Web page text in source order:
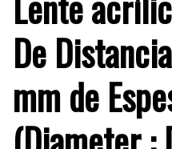
De
mm de